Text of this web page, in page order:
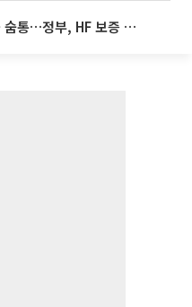
재건축·재개발 이주비 대출 숨통…정부, HF 보증 신설 추진